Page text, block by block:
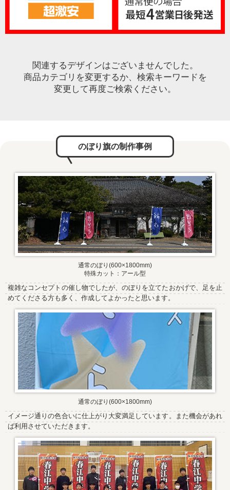
関連するデザインはございませんでした。
商品カテゴリを変更するか、検索キーワードを
変更して再度ご検索ください。
のぼり旗の制作事例
通常のぼり(600×1800mm)
特殊カット：アール型
複雑なコンセプトの催し物でしたが、のぼりを立てたおかげで、足を止
めてくださる方も多く、作成してよかったと思います。
通常のぼり(600×1800mm)
イメージ通りの色合いに仕上がり大変満足しています。また機会があれ
ば利用させていただきます。